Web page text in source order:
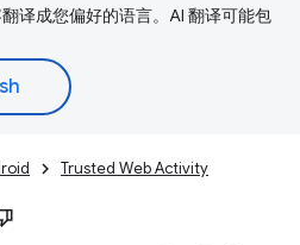
译成您偏好的语言。AI 翻译可能包
Trusted Web Activity